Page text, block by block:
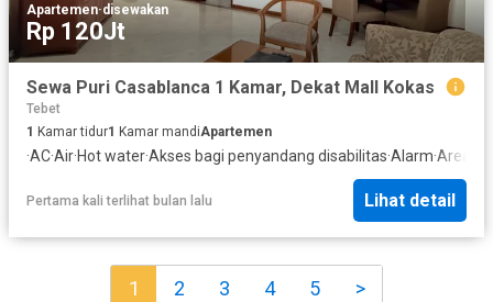
Apartemen·disewakan
Rp 120Jt
Sewa Puri Casablanca 1 Kamar, Dekat Mall Kokas
Tebet
1 Kamar tidur1 Kamar mandiApartemen
·AC·Air·Hot water·Akses bagi penyandang disabilitas·Alarm·Area
Pertama kali terlihat bulan lalu Lihat detail
1 2 3 4 5 >